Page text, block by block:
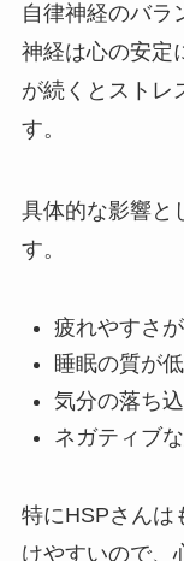
自律神経のバラ
神経は心の安定
が続くとストレ
す。
具体的な影響と
す。
疲れやすさ
睡眠の質が
気分の落ち
ネガティブ
特にHSPさんは
けやすいので、